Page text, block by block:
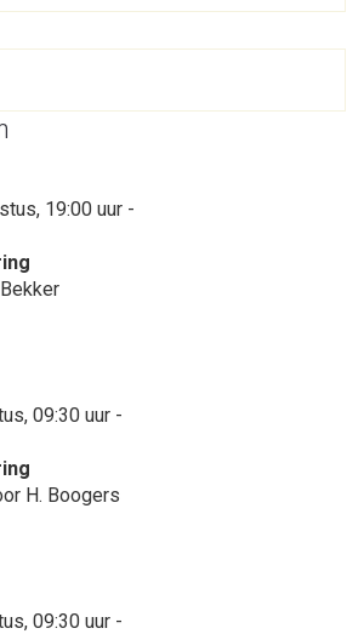
19:00 uur -
09:30 uur -
H. Boogers
09:30 uur -